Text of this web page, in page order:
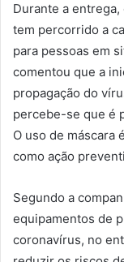
Durante a
tem percorrido a
para pessoas em
comentou que a
propagação do
percebe-se que é
O uso de máscara
como ação
Segundo a
equipamentos de
coronavírus, no